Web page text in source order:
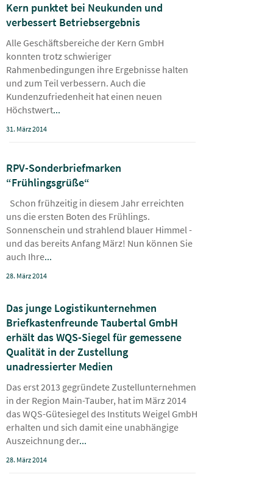
Kern punktet bei Neukunden und
verbessert Betriebsergebnis
Alle Geschäftsbereiche der Kern GmbH
konnten trotz schwieriger
Rahmenbedingungen ihre Ergebnisse halten
und zum Teil verbessern. Auch die
Kundenzufriedenheit hat einen neuen
Höchstwert...
31. März 2014
RPV-Sonderbriefmarken
“Frühlingsgrüße“
Schon frühzeitig in diesem Jahr erreichten
uns die ersten Boten des Frühlings.
Sonnenschein und strahlend blauer Himmel -
und das bereits Anfang März! Nun können Sie
auch Ihre...
28. März 2014
Das junge Logistikunternehmen
Briefkastenfreunde Taubertal GmbH
erhält das WQS-Siegel für gemessene
Qualität in der Zustellung
unadressierter Medien
Das erst 2013 gegründete Zustellunternehmen
in der Region Main-Tauber, hat im März 2014
das WQS-Gütesiegel des Instituts Weigel GmbH
erhalten und sich damit eine unabhängige
Auszeichnung der...
28. März 2014